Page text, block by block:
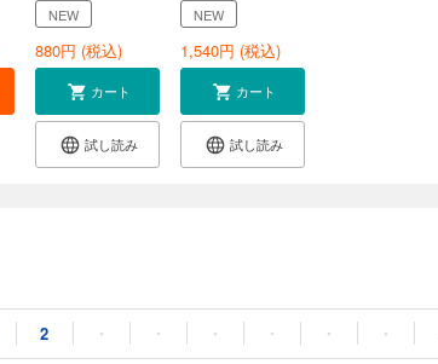
NEW
880円 (税込)
カート
試し読み
NEW
1,540円 (税込)
カート
試し読み
2 ・ ・ ・ ・ ・ ・